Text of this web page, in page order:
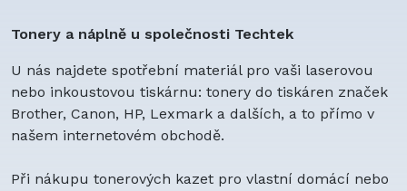
Tonery a náplně u společnosti Techtek
U nás najdete spotřební materiál pro vaši laserovou
nebo inkoustovou tiskárnu: tonery do tiskáren značek
Brother, Canon, HP, Lexmark a dalších, a to přímo v
našem internetovém obchodě.
Při nákupu tonerových kazet pro vlastní domácí nebo